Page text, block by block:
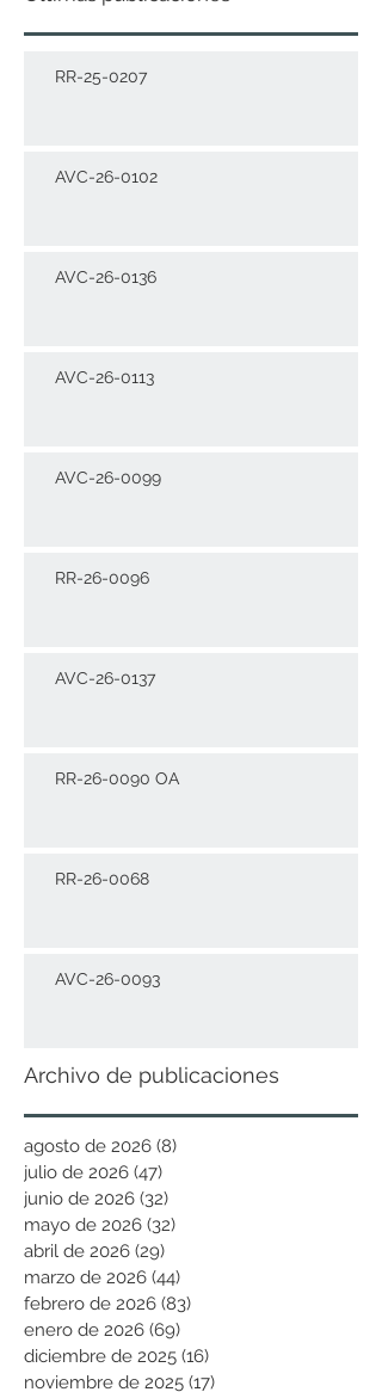
RR-25-0207
AVC-26-0102
AVC-26-0136
AVC-26-0113
AVC-26-0099
RR-26-0096
AVC-26-0137
RR-26-0090 OA
RR-26-0068
AVC-26-0093
Archivo de publicaciones
agosto de 2026 (8)
julio de 2026 (47)
junio de 2026 (32)
mayo de 2026 (32)
abril de 2026 (29)
marzo de 2026 (44)
febrero de 2026 (83)
enero de 2026 (69)
diciembre de 2025 (16)
noviembre de 2025 (17)